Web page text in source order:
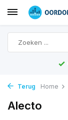
Terug Home
Alecto